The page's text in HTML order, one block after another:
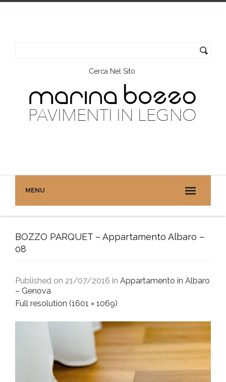
Cerca Nel Sito
MENU
BOZZO PARQUET – Appartamento Albaro –
08
Published on 21/07/2016 in Appartamento in Albaro
– Genova
Full resolution (1601 × 1069)